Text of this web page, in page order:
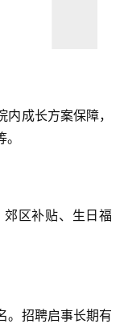
成长方案保障，
区补贴、生日福
。招聘启事长期有